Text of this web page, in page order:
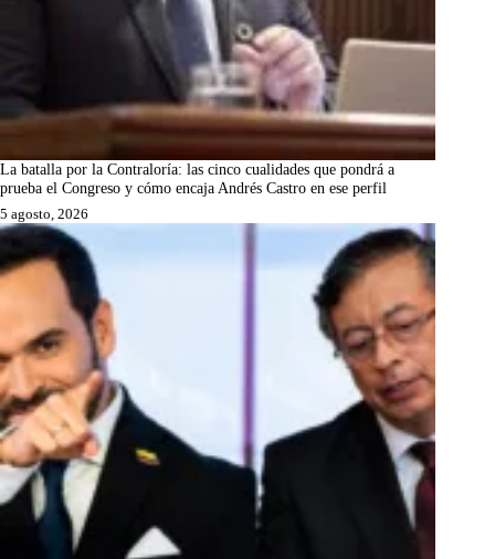
La batalla por la Contraloría: las cinco cualidades que pondrá a
prueba el Congreso y cómo encaja Andrés Castro en ese perfil
5 agosto, 2026